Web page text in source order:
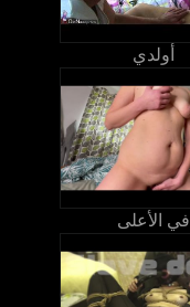
أولدي
في الأعلى